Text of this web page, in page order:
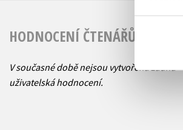
HODNOCENÍ ČTENÁŘŮ
V současné době nejsou vytvořena žádná
uživatelská hodnocení.